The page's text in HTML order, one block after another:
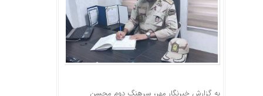
به گزارش خبرنگار مهر، سرهنگ دوم محسن